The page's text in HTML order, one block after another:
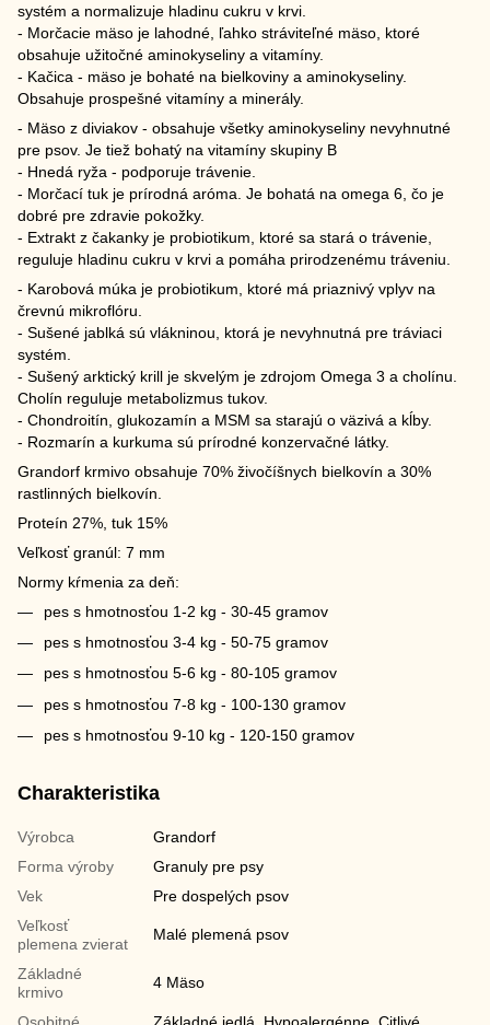
systém a normalizuje hladinu cukru v krvi.
- Morčacie mäso je lahodné, ľahko stráviteľné mäso, ktoré
obsahuje užitočné aminokyseliny a vitamíny.
- Kačica - mäso je bohaté na bielkoviny a aminokyseliny.
Obsahuje prospešné vitamíny a minerály.
- Mäso z diviakov - оbsahuje všetky aminokyseliny nevyhnutné
pre psov. Je tiež bohatý na vitamíny skupiny B
- Hnedá ryža - podporuje trávenie.
- Morčací tuk je prírodná aróma. Je bohatá na omega 6, čo je
dobré pre zdravie pokožky.
- Extrakt z čakanky je probiotikum, ktoré sa stará o trávenie,
reguluje hladinu cukru v krvi a pomáha prirodzenému tráveniu.
- Karobová múka je probiotikum, ktoré má priaznivý vplyv na
črevnú mikroflóru.
- Sušené jablká sú vlákninou, ktorá je nevyhnutná pre tráviaci
systém.
- Sušený arktický krill je skvelým je zdrojom Omega 3 a cholínu.
Cholín reguluje metabolizmus tukov.
- Chondroitín, glukozamín a MSM sa starajú o väzivá a kĺby.
- Rozmarín a kurkuma sú prírodné konzervačné látky.
Grandorf krmivo obsahuje 70% živočíšnych bielkovín a 30%
rastlinných bielkovín.
Proteín 27%, tuk 15%
Veľkosť granúl: 7 mm
Normy kŕmenia za deň:
pes s hmotnosťou 1-2 kg - 30-45 gramov
pes s hmotnosťou 3-4 kg - 50-75 gramov
pes s hmotnosťou 5-6 kg - 80-105 gramov
pes s hmotnosťou 7-8 kg - 100-130 gramov
pes s hmotnosťou 9-10 kg - 120-150 gramov
Charakteristika
Výrobca
Grandorf
Forma výroby
Granuly pre psy
Vek
Pre dospelých psov
Veľkosť
plemena zvierat
Malé plemená psov
Základné
krmivo
4 Mäso